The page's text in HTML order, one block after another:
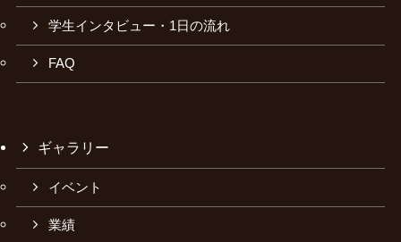
学生インタビュー・1日の流れ
FAQ
ギャラリー
イベント
業績